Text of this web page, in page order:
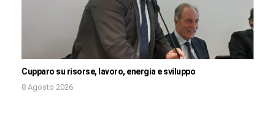
Cupparo su risorse, lavoro, energia e sviluppo
8 Agosto 2026